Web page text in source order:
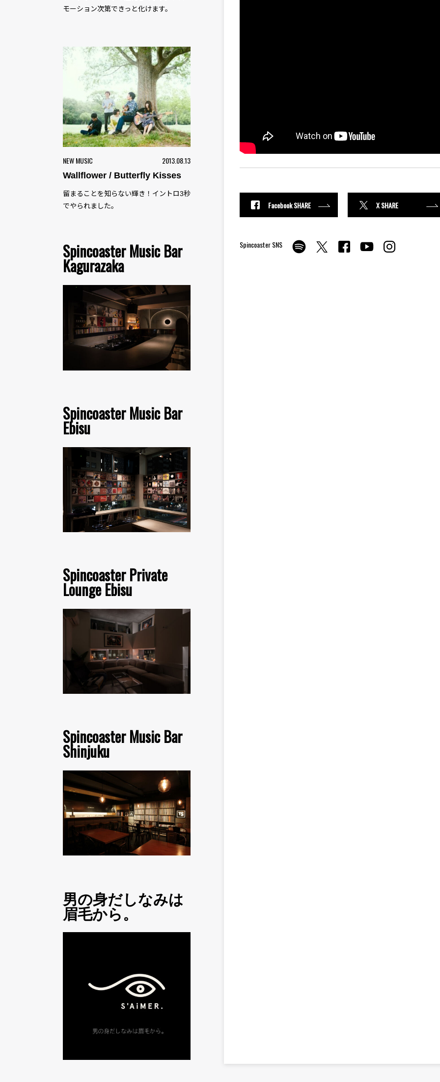
モーション次第できっと化けます。
NEW MUSIC 2013.08.13
Wallflower / Butterfly Kisses
留まることを知らない輝き！イントロ3秒
でやられました。
Spincoaster Music Bar
Kagurazaka
Spincoaster Music Bar
Ebisu
Spincoaster Private
Lounge Ebisu
Spincoaster Music Bar
Shinjuku
男の身だしなみは
眉毛から。
Facebook SHARE X SHARE
Spincoaster SNS